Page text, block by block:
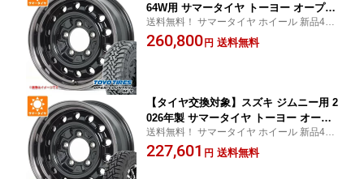
64W用 サマータイヤ トーヨー オープン
カントリー M/T LT225/75R16 103/100Q
ホワイトレター アピオ ワイルドボア D
送料無料！ サマータイヤ ホイール 新品4本
セット 225/75/16 225-75-16
260,800 円 送料無料
【タイヤ交換対象】スズキ ジムニー用 2
026年製 サマータイヤ トーヨー オープ
ンカントリー R/T 185/85R16 105/103N
LT ホワイトレター アピオ ワイルドボア
送料無料！ サマータイヤ ホイール 新品4本
セット 185/85/16 185-85-16
227,601 円 送料無料